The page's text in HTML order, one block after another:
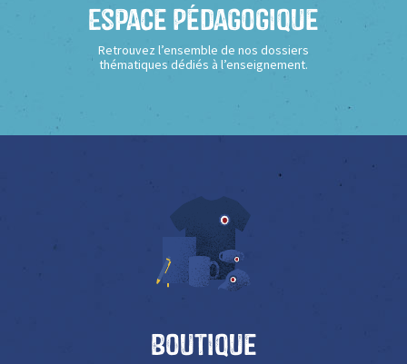
Espace Pédagogique
Retrouvez l’ensemble de nos dossiers
thématiques dédiés à l’enseignement.
Boutique